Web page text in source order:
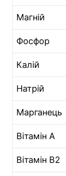
Магній
Фосфор
Калій
Натрій
Марганець
Вітамін А
Вітамін В2